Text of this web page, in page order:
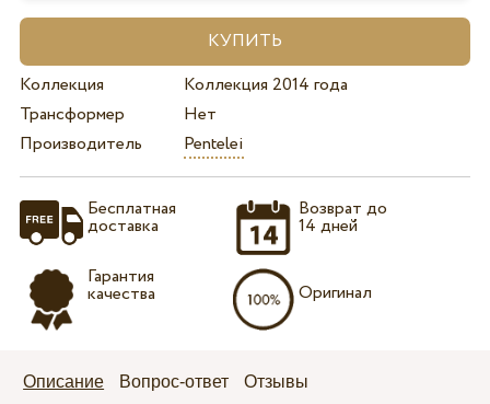
Коллекция
Коллекция 2014 года
Трансформер
Нет
Производитель
Pentelei
Бесплатная
доставка
Гарантия
качества
Возврат до
14 дней
Оригинал
Описание Вопрос-ответ Отзывы